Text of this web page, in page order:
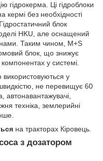
гідрокерма. Ці гідроблоки
кермі без необхідності
блок
HKU, але оснащений
Таким чином, M+S
блок, що знижує
компонентах у системі.
використовуються у
не перевищує 60
автонавантажувачі,
техніка, землерийні
на тракторах Кіровець.
з дозатором